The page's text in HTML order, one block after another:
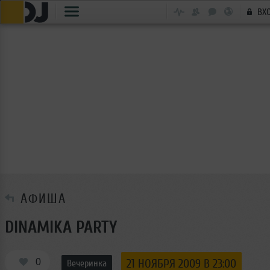
АФИША
DINAMIKA PARTY
0 Вечеринка 21 НОЯБРЯ 2009 В 23:00